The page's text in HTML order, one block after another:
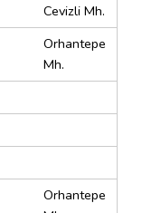
Cevizli Mh.
Orhantepe
Mh.
Orhantepe